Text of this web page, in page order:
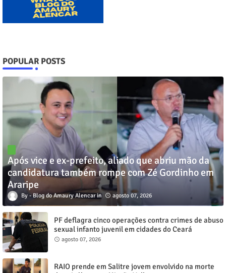
POPULAR POSTS
Após vice e ex-prefeito, aliado que abriu mão da
candidatura também rompe com Zé Gordinho em
Araripe
Blog do Amaury Alencar agosto 07, 2026
PF deflagra cinco operações contra crimes de abuso
sexual infanto juvenil em cidades do Ceará
agosto 07, 2026
RAIO prende em Salitre jovem envolvido na morte